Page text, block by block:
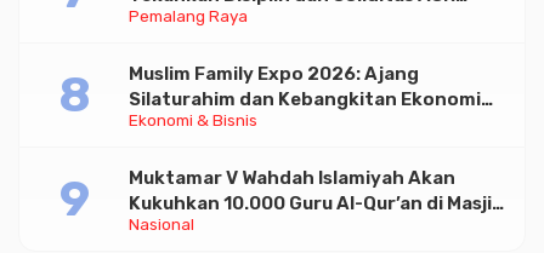
Pemalang Raya
untuk Pelayanan Publik
Ekonomi & Bisnis
Muslim Family Expo 2026: Ajang
Silaturahim dan Kebangkitan Ekonomi
Halal di Jakarta
Nasional
Muktamar V Wahdah Islamiyah Akan
Kukuhkan 10.000 Guru Al-Qur’an di Masjid
Istiqlal